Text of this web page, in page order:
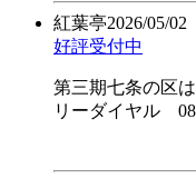
紅葉亭2026/05/02
好評受付中
第三期七条の区
リーダイヤル